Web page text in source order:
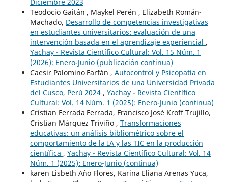
Teodocio Gaitán , Maykel Perén , Elizabeth Román-
Machado, Desarrollo de competencias investigativas
en estudiantes universitarios: evaluación de una
intervención basada en el aprendizaje experiencial ,
Yachay - Revista Científico Cultural: Vol. 15 Núm. 1
(2026): Enero-Junio (publicación continua)
Caesir Palomino Farfán , Autocontrol y Psicopatía en
Estudiantes Universitarios de una Universidad Privada
del Cusco, Perú 2024 , Yachay - Revista Científico
Cultural: Vol. 14 Núm. 1 (2025): Enero-Junio (continua)
Cristian Ferrada Ferrada, Francisco José Kroff Trujillo,
Cristian Márquez Triviño , Transformaciones
educativas: un análisis bibliométrico sobre el
comportamiento de la IA y las TIC en la producción
científica , Yachay - Revista Científico Cultural: Vol. 14
Núm. 1 (2025): Enero-Junio (continua)
karen Lisbeth Año Flores, Karina Eliana Arenas Yuca,